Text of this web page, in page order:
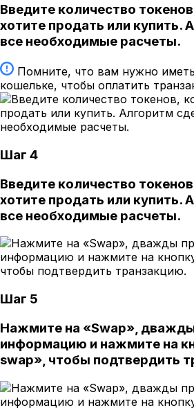
Введите количество
хотите продать или купить.
все необходимые расчеты.
Помните, что вам нужно
кошельке, чтобы оплатить
Шаг 4
Введите количество
хотите продать или купить.
все необходимые расчеты.
Шаг 5
Нажмите на «Swap»,
информацию и нажмите на
swap», чтобы подтвердить